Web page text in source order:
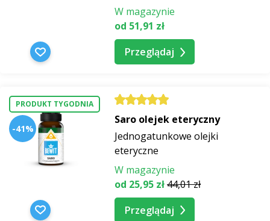
W magazynie
od 51,91 zł
Przeglądaj
PRODUKT TYGODNIA
-41%
Saro olejek eteryczny
Jednogatunkowe olejki
eteryczne
W magazynie
od 25,95 zł44,01 zł
Przeglądaj